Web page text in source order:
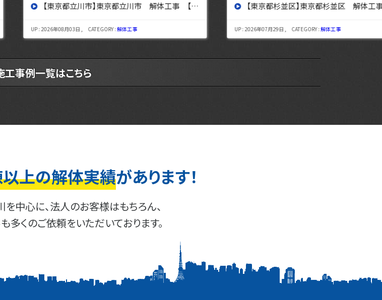
京都立川市 解体工事 【東京・埼玉・神奈川の解体工事なら東央建設へ】
日 , CATEGORY :解体工事
【東京都杉並区】東京都杉並区 解体工事【東京・埼玉・神奈川の解体工事なら東央建設へ】
UP : 2026年07月29日 , CATEGORY :解体工事
工事例一覧はこちら
上の解体実績があります！
を中心に、法人のお客様はもちろん、
多くのご依頼をいただいております。